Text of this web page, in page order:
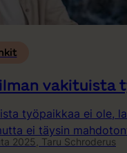
vakituista
työpaikkaa ei ole,
ei täysin
2025, Taru Schroderus